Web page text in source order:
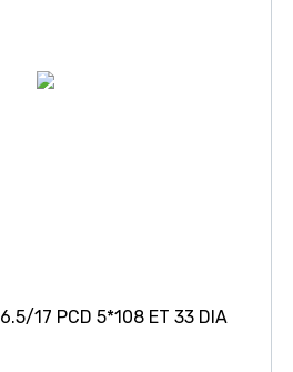
6.5/17 PCD 5*108 ET 33 DIA